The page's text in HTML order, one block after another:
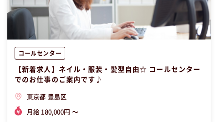
コールセンター
【新着求人】ネイル・服装・髪型自由☆ コールセンター
でのお仕事のご案内です♪
東京都 豊島区
月給 180,000円 〜